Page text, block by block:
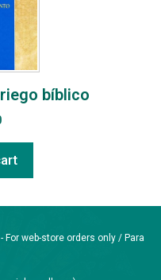
bíblico
- For web-store orders only / Para